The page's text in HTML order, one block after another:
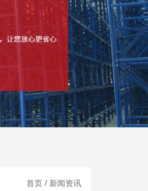
首页 / 新闻资讯